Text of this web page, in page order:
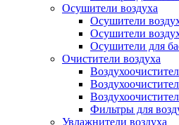
Осушители воздуха
Осушители
Осушители
Осушители для
Очистители воздуха
Фильтры для
Увлажнители воздуха